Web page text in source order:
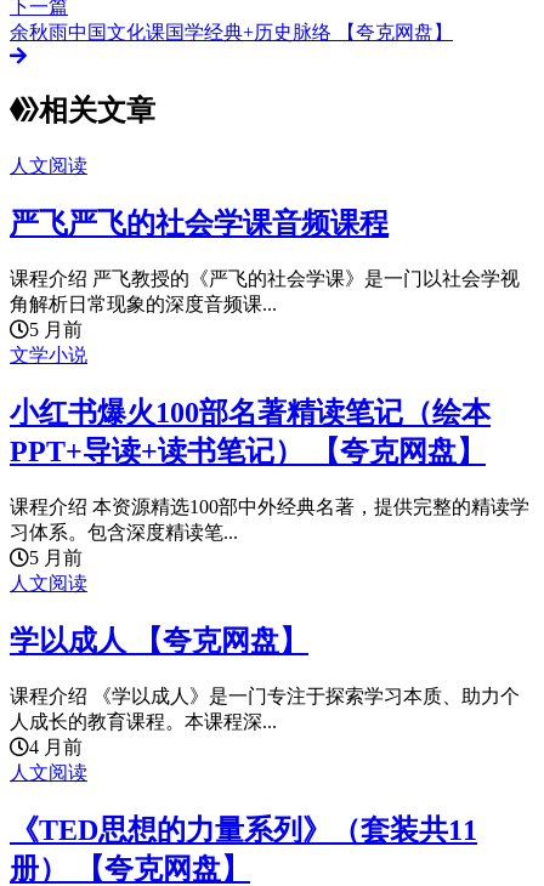
下一篇
余秋雨中国文化课国学经典+历史脉络 【夸克网盘】
相关文章
人文阅读
严飞严飞的社会学课音频课程
课程介绍 严飞教授的《严飞的社会学课》是一门以社会学视
角解析日常现象的深度音频课...
5 月前
文学小说
小红书爆火100部名著精读笔记（绘本
PPT+导读+读书笔记） 【夸克网盘】
课程介绍 本资源精选100部中外经典名著，提供完整的精读学
习体系。包含深度精读笔...
5 月前
人文阅读
学以成人 【夸克网盘】
课程介绍 《学以成人》是一门专注于探索学习本质、助力个
人成长的教育课程。本课程深...
4 月前
人文阅读
《TED思想的力量系列》（套装共11
册） 【夸克网盘】